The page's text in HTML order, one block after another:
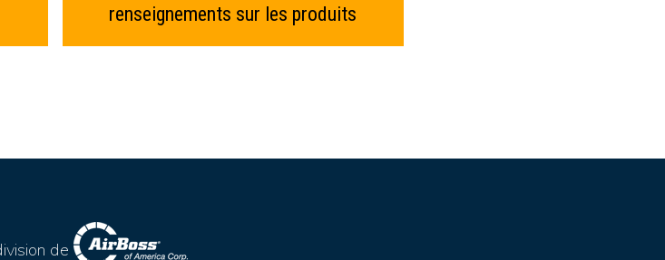
renseignements sur les produits
de